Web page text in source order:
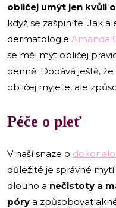
obličej umýt jen kvůli
když se zašpiníte. Jak
dermatologie Amanda
se měl mýt obličej
denně. Dodává ještě,
obličej myjete, ale
Péče o pleť
V naší snaze o
důležité je správné
dlouho a nečistoty a
póry a způsobovat